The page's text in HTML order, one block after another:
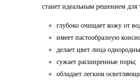
станет идеальным решением
глубоко очищает кожу от
имеет пастообразную
делает цвет лица
сужает расширенные поры;
обладает легким